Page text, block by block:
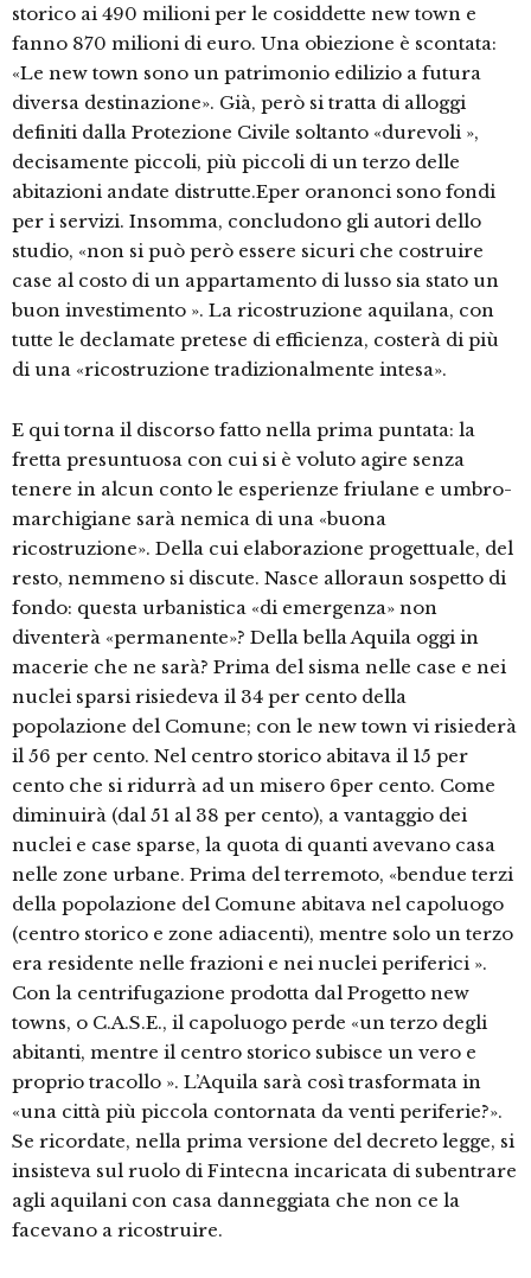
storico ai 490 milioni per le cosiddette new town e
fanno 870 milioni di euro. Una obiezione è scontata:
«Le new town sono un patrimonio edilizio a futura
diversa destinazione». Già, però si tratta di alloggi
definiti dalla Protezione Civile soltanto «durevoli »,
decisamente piccoli, più piccoli di un terzo delle
abitazioni andate distrutte.Eper oranonci sono fondi
per i servizi. Insomma, concludono gli autori dello
studio, «non si può però essere sicuri che costruire
case al costo di un appartamento di lusso sia stato un
buon investimento ». La ricostruzione aquilana, con
tutte le declamate pretese di efficienza, costerà di più
di una «ricostruzione tradizionalmente intesa».
E qui torna il discorso fatto nella prima puntata: la
fretta presuntuosa con cui si è voluto agire senza
tenere in alcun conto le esperienze friulane e umbro-
marchigiane sarà nemica di una «buona
ricostruzione». Della cui elaborazione progettuale, del
resto, nemmeno si discute. Nasce alloraun sospetto di
fondo: questa urbanistica «di emergenza» non
diventerà «permanente»? Della bella Aquila oggi in
macerie che ne sarà? Prima del sisma nelle case e nei
nuclei sparsi risiedeva il 34 per cento della
popolazione del Comune; con le new town vi risiederà
il 56 per cento. Nel centro storico abitava il 15 per
cento che si ridurrà ad un misero 6per cento. Come
diminuirà (dal 51 al 38 per cento), a vantaggio dei
nuclei e case sparse, la quota di quanti avevano casa
nelle zone urbane. Prima del terremoto, «bendue terzi
della popolazione del Comune abitava nel capoluogo
(centro storico e zone adiacenti), mentre solo un terzo
era residente nelle frazioni e nei nuclei periferici ».
Con la centrifugazione prodotta dal Progetto new
towns, o C.A.S.E., il capoluogo perde «un terzo degli
abitanti, mentre il centro storico subisce un vero e
proprio tracollo ». L’Aquila sarà così trasformata in
«una città più piccola contornata da venti periferie?».
Se ricordate, nella prima versione del decreto legge, si
insisteva sul ruolo di Fintecna incaricata di subentrare
agli aquilani con casa danneggiata che non ce la
facevano a ricostruire.